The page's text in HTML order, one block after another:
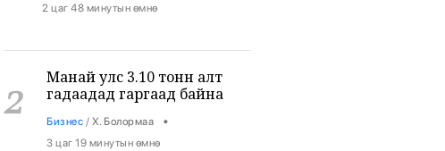
2 цаг 48 минутын өмнө
2
Манай улс 3.10 тонн алт
гадаадад гаргаад байна
Бизнес / Х. Болормаа •
3 цаг 19 минутын өмнө